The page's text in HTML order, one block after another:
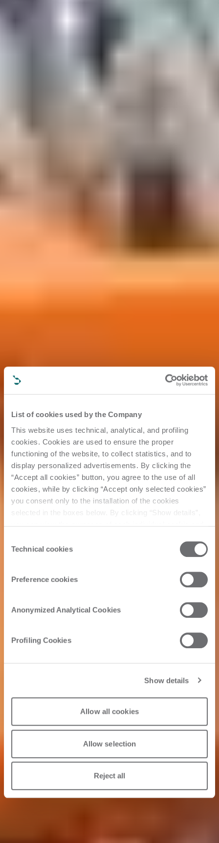
List of cookies used by the Company
This website uses technical, analytical, and profiling
cookies. Cookies are used to ensure the proper
functioning of the website, to collect statistics, and to
display personalized advertisements. By clicking the
“Accept all cookies” button, you agree to the use of all
cookies, while by clicking “Accept only selected cookies”
you consent only to the installation of the cookies
selected in the boxes below. By clicking “Show details”,
Click here to view the privacy policy.
Selection
Technical cookies
Preference cookies
Anonymized Analytical Cookies
Profiling Cookies
Show details
Allow all cookies
Allow selection
Reject all